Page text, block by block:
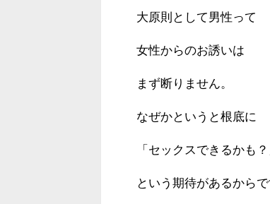
大原則として男性って
女性からのお誘いは
まず断りません。
なぜかというと根底に
「セックスできるかも？
という期待があるからで